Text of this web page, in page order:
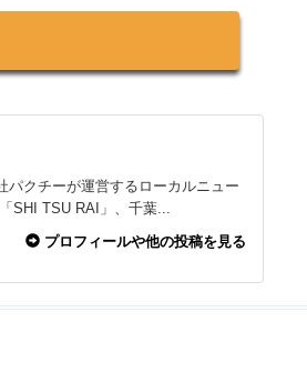
パクチーが運営するローカルニュー
SHI TSU RAI」、千葉...
プロフィールや他の投稿を見る